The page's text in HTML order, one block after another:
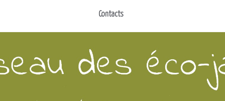
Contacts